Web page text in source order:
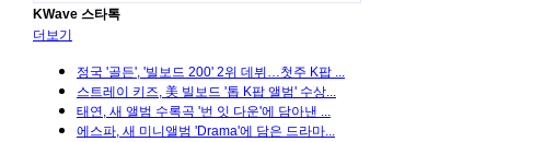
KWave 스타톡
더보기
정국 '골든', '빌보드 200' 2위 데뷔…첫주 K팝 ...
스트레이 키즈, 美 빌보드 '톱 K팝 앨범' 수상...
태연, 새 앨범 수록곡 '번 잇 다운'에 담아낸 ...
에스파, 새 미니앨범 'Drama'에 담은 드라마...